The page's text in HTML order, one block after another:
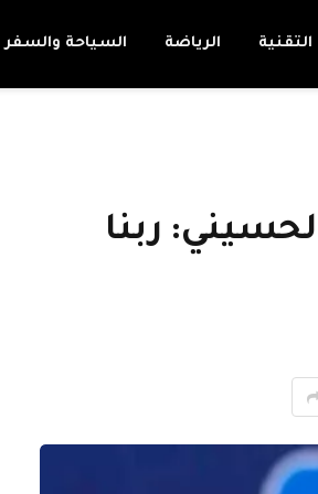
التقنية الرياضة السياحة والسفر
ربنا